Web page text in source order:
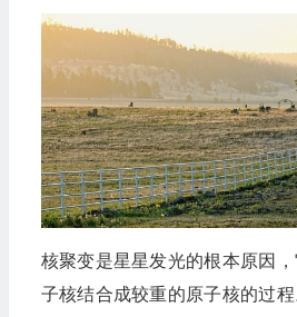
核聚变是星星发光的根本原因
子核结合成较重的原子核的过程